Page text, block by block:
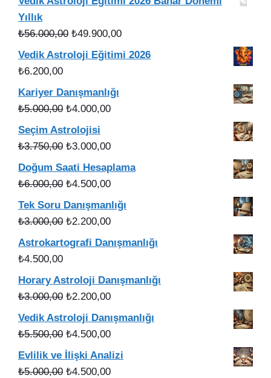
Yıllık
₺56.000,00 Orijinal
fiyat:
₺49.900,00Şu
andaki
Vedik Astroloji Eğitimi 2026
₺6.200,00
Kariyer Danışmanlığı
₺5.000,00 Orijinal
fiyat:
₺5.000,00.
₺4.000,00Şu
fiyat:
Seçim Astrolojisi
₺3.750,00 Orijinal
fiyat:
₺3.750,00.
₺3.000,00Şu
andaki
fiyat:
Doğum Saati Hesaplama
₺6.000,00 Orijinal
fiyat:
₺6.000,00.
₺4.500,00Şu
andaki
fiyat:
Tek Soru Danışmanlığı
₺3.000,00 Orijinal
fiyat:
₺2.200,00Şu
Astrokartografi Danışmanlığı
₺4.500,00
Horary Astroloji Danışmanlığı
₺3.000,00 Orijinal
fiyat:
₺3.000,00.
₺2.200,00Şu
fiyat:
Vedik Astroloji Danışmanlığı
₺5.500,00 Orijinal
fiyat:
₺5.500,00.
₺4.500,00Şu
andaki
fiyat:
Evlilik ve İlişki Analizi
₺5.000,00 Orijinal
₺4.500,00Şu